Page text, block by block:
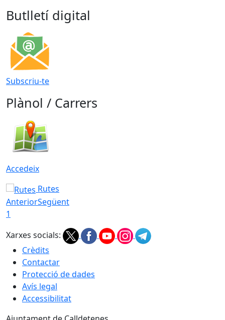
Butlletí digital
Subscriu-te
Plànol / Carrers
Accedeix
Rutes
AnteriorSegüent
1
Xarxes socials:
Crèdits
Contactar
Protecció de dades
Avís legal
Accessibilitat